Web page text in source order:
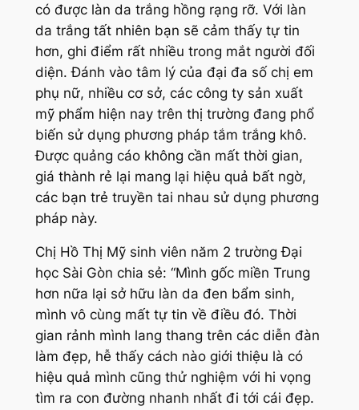
có được làn da trắng hồng rạng rỡ. Với làn
da trắng tất nhiên bạn sẽ cảm thấy tự tin
hơn, ghi điểm rất nhiều trong mắt người đối
diện. Đánh vào tâm lý của đại đa số chị em
phụ nữ, nhiều cơ sở, các công ty sản xuất
mỹ phẩm hiện nay trên thị trường đang phổ
biến sử dụng phương pháp tắm trắng khô.
Được quảng cáo không cần mất thời gian,
giá thành rẻ lại mang lại hiệu quả bất ngờ,
các bạn trẻ truyền tai nhau sử dụng phương
pháp này.
Chị Hồ Thị Mỹ sinh viên năm 2 trường Đại
học Sài Gòn chia sẻ: “Mình gốc miền Trung
hơn nữa lại sở hữu làn da đen bẩm sinh,
mình vô cùng mất tự tin về điều đó. Thời
gian rảnh mình lang thang trên các diễn đàn
làm đẹp, hễ thấy cách nào giới thiệu là có
hiệu quả mình cũng thử nghiệm với hi vọng
tìm ra con đường nhanh nhất đi tới cái đẹp.